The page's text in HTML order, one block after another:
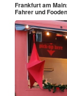
Frankfurt am
Fahrer und